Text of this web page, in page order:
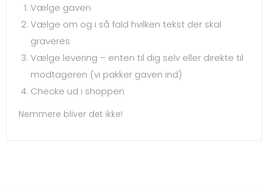
Vælge gaven
Vælge om og i så fald hvilken tekst der skal
graveres
Vælge levering – enten til dig selv eller direkte til
modtageren (vi pakker gaven ind)
Checke ud i shoppen
Nemmere bliver det ikke!